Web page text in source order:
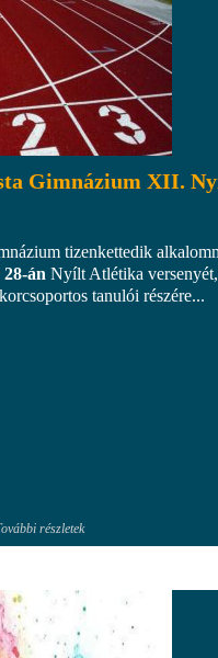
Gimnázium XII.
tizenkettedik
28-án Nyílt Atlétika
tanulói részére...
részletek